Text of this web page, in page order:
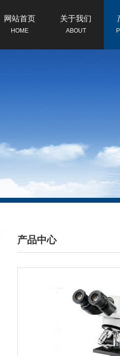
网站首页
HOME
关于我们
ABOUT
产品中心
/ PRODUCTS CENTER